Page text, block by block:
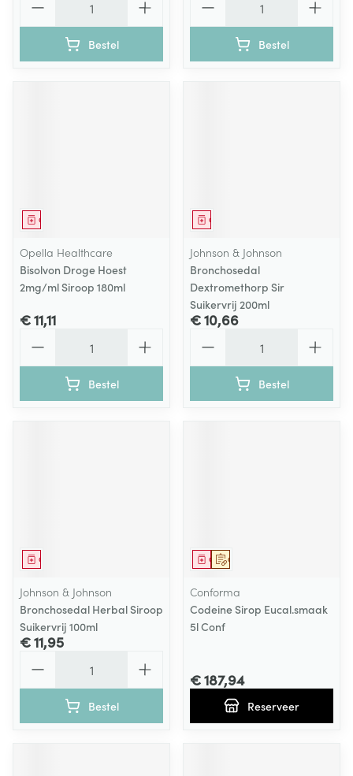
Bestel Bestel
Geneesmiddel
Opella Healthcare
Bisolvon Droge Hoest
2mg/ml Siroop 180ml
€ 11,11
Bestel
Geneesmiddel
Johnson & Johnson
Bronchosedal
Dextromethorp Sir
Suikervrij 200ml
€ 10,66
Bestel
Geneesmiddel
Johnson & Johnson
Bronchosedal Herbal Siroop
Suikervrij 100ml
€ 11,95
Bestel
Op voorschrift
Geneesmiddel
Conforma
Codeine Sirop Eucal.smaak
5l Conf
€ 187,94
Reserveer